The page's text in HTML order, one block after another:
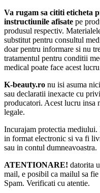
Va rugam sa cititi eticheta
instructiunile afisate pe
produsul respectiv.
substitut pentru consultul
doar pentru informare si nu
tratamentul pentru conditii
medical poate face acest
K-beauty.ro nu isi asuma
sau declaratii inexacte cu
producatori. Acest lucru insa
legale.
Incurajam protectia mediului.
in format electronic si va fi
sau in contul dumneavoastra.
ATENTIONARE! datorita
mail, e posibil ca mailul sa
Spam. Verificati cu atentie.